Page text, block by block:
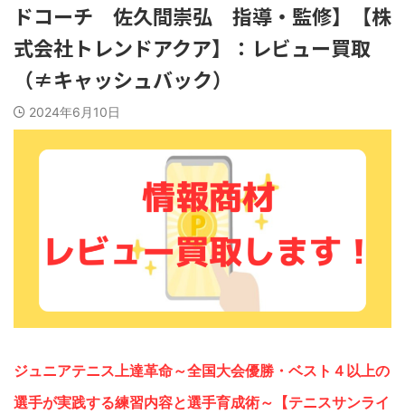
ドコーチ 佐久間崇弘 指導・監修】【株
式会社トレンドアクア】：レビュー買取
（≠キャッシュバック）
2024年6月10日
ジュニアテニス上達革命～全国大会優勝・ベスト４以上の
選手が実践する練習内容と選手育成術～【テニスサンライ